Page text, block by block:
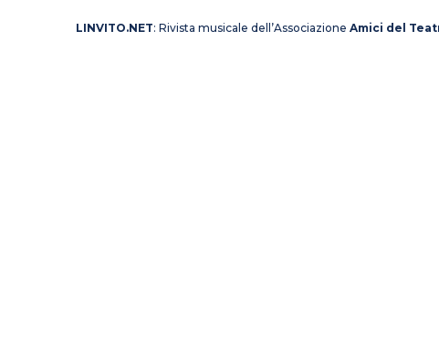
LINVITO.NET: Rivista musicale dell’Associazione Amici del